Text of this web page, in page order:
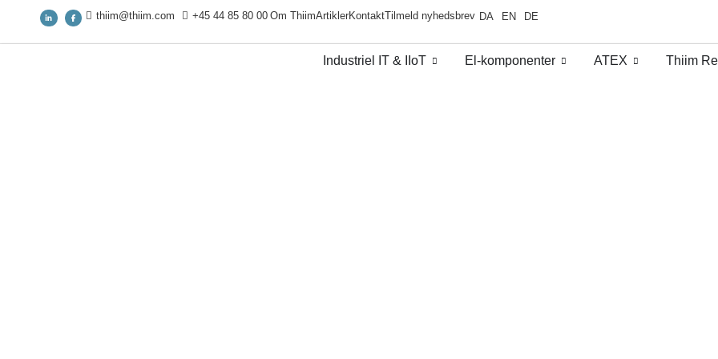
thiim@thiim.com +45 44 85 80 00 Om ThiimArtiklerKontaktTilmeld nyhedsbrev DA EN DE
Industriel IT & IIoT​ El-komponenter ATEX Thiim